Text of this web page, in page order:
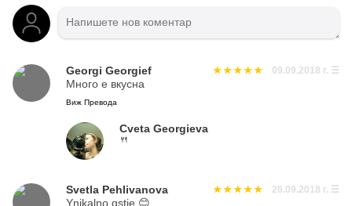
Georgi Georgief 09.09.2018 г. ☰
Много е вкусна
Виж Превода
Cveta Georgieva
🍴
Svetla Pehlivanova 26.09.2018 г. ☰
Ynikalno qstie 😊